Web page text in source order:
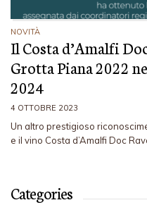
NOVITÀ
Il Costa d’Amalfi
Grotta Piana 2022
2024
4 OTTOBRE 2023
Un altro prestigioso
e il vino Costa d’Amalfi Doc
Categories